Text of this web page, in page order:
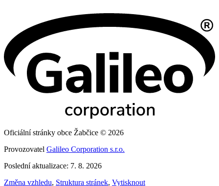
Oficiální stránky obce Žabčice © 2026
Provozovatel Galileo Corporation s.r.o.
Poslední aktualizace: 7. 8. 2026
Změna vzhledu, Struktura stránek, Vytisknout